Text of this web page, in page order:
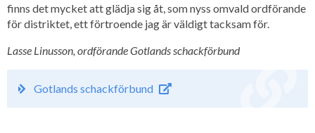
finns det mycket att glädja sig åt, som nyss omvald ordförande
för distriktet, ett förtroende jag är väldigt tacksam för.
Lasse Linusson, ordförande Gotlands schackförbund
Gotlands schackförbund